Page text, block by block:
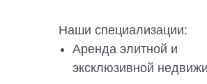
Наши специализации:
Аренда элитной и
эксклюзивной